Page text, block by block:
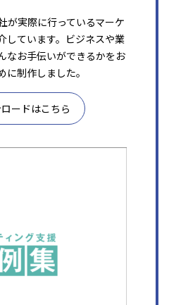
が実際に行っているマーケ
しています。ビジネスや業
なお手伝いができるかをお
制作しました。
ードはこちら